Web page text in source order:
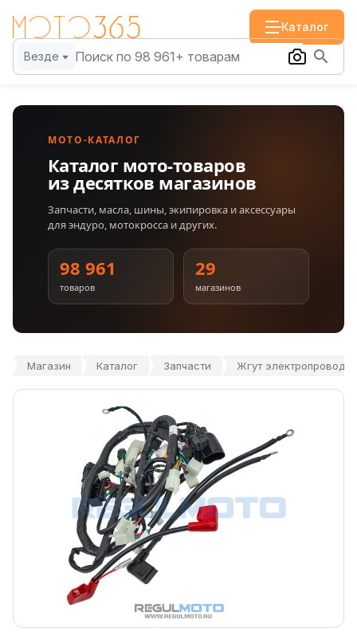
Каталог
Везде
МОТО-КАТАЛОГ
Каталог мото-товаров
из десятков магазинов
Запчасти, масла, шины, экипировка и аксессуары
для эндуро, мотокросса и других.
98 961
товаров
29
магазинов
Магазин Каталог Запчасти Жгут